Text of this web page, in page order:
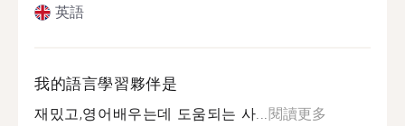
英語
我的語言學習夥伴是
재밌고,영어배우는데 도움되는 사...閱讀更多